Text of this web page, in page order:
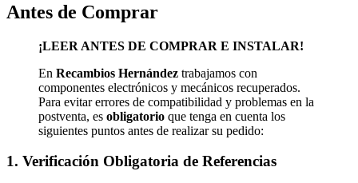
MINI
(2004-
quantity
Antes de Comprar
¡LEER ANTES DE COMPRAR E INSTALAR!
En Recambios Hernández trabajamos con
componentes electrónicos y mecánicos recuperados.
Para evitar errores de compatibilidad y problemas en la
postventa, es obligatorio que tenga en cuenta los
siguientes puntos antes de realizar su pedido:
1. Verificación Obligatoria de Referencias